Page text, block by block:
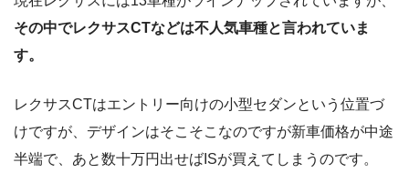
その中でレクサスCTなどは不人気車種と言われていま
す。
レクサスCTはエントリー向けの小型セダンという位置づ
けですが、デザインはそこそこなのですが新車価格が中途
半端で、あと数十万円出せばISが買えてしまうのです。